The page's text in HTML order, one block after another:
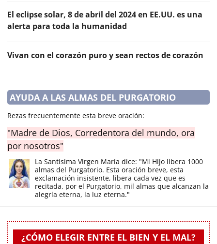
El eclipse solar, 8 de abril del 2024 en EE.UU. es una
alerta para toda la humanidad
Vivan con el corazón puro y sean rectos de corazón
AYUDA A LAS ALMAS DEL PURGATORIO
Rezas frecuentemente esta breve oración:
"Madre de Dios, Corredentora del mundo, ora
por nosotros"
La Santísima Virgen María dice: "Mi Hijo libera 1000
almas del Purgatorio. Esta oración breve, esta
exclamación insistente, libera cada vez que es
recitada, por el Purgatorio, mil almas que alcanzan la
alegría eterna, la luz eterna."
¿CÓMO ELEGIR ENTRE EL BIEN Y EL MAL?